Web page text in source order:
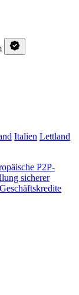
Italien Lettland
P2P-
sicherer